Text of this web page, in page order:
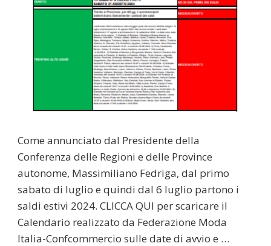
Come annunciato dal Presidente della
Conferenza delle Regioni e delle Province
autonome, Massimiliano Fedriga, dal primo
sabato di luglio e quindi dal 6 luglio partono i
saldi estivi 2024. CLICCA QUI per scaricare il
Calendario realizzato da Federazione Moda
Italia-Confcommercio sulle date di avvio e …